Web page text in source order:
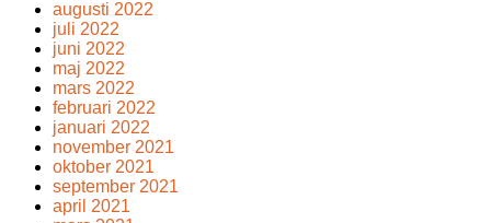
augusti 2022
juli 2022
juni 2022
maj 2022
mars 2022
februari 2022
januari 2022
november 2021
oktober 2021
september 2021
april 2021